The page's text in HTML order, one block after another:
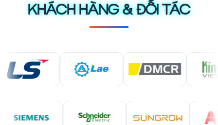
KHÁCH HÀNG & ĐỐI TÁC